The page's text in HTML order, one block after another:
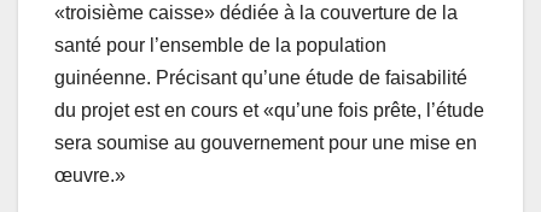
«troisième caisse» dédiée à la couverture de la
santé pour l’ensemble de la population
guinéenne. Précisant qu’une étude de faisabilité
du projet est en cours et «qu’une fois prête, l’étude
sera soumise au gouvernement pour une mise en
œuvre.»